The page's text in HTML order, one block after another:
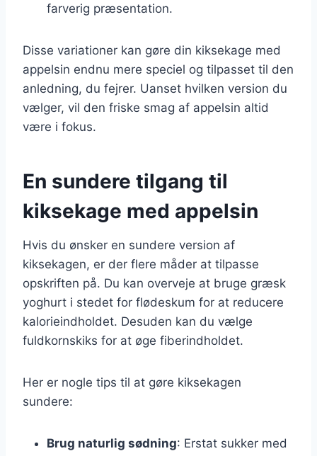
farverig præsentation.
Disse variationer kan gøre din kiksekage med
appelsin endnu mere speciel og tilpasset til den
anledning, du fejrer. Uanset hvilken version du
vælger, vil den friske smag af appelsin altid
være i fokus.
En sundere tilgang til
kiksekage med appelsin
Hvis du ønsker en sundere version af
kiksekagen, er der flere måder at tilpasse
opskriften på. Du kan overveje at bruge græsk
yoghurt i stedet for flødeskum for at reducere
kalorieindholdet. Desuden kan du vælge
fuldkornskiks for at øge fiberindholdet.
Her er nogle tips til at gøre kiksekagen
sundere:
Brug naturlig sødning: Erstat sukker med